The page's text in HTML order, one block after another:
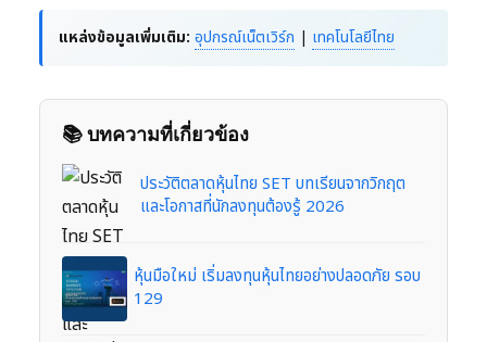
แหล่งข้อมูลเพิ่มเติม: อุปกรณ์เน็ตเวิร์ก | เทคโนโลยีไทย
📚 บทความที่เกี่ยวข้อง
ประวัติตลาดหุ้นไทย SET บทเรียนจากวิกฤต
และโอกาสที่นักลงทุนต้องรู้ 2026
หุ้นมือใหม่ เริ่มลงทุนหุ้นไทยอย่างปลอดภัย รอบ
129